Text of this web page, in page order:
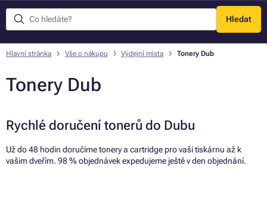
Hledat
Menu
Hlavní stránka Vše o nákupu Výdejní místa Tonery Dub
Tonery Dub
Rychlé doručení tonerů do Dubu
Už do 48 hodin doručíme tonery a cartridge pro vaši tiskárnu až k
vašim dveřím. 98 % objednávek expedujeme ještě v den objednání.